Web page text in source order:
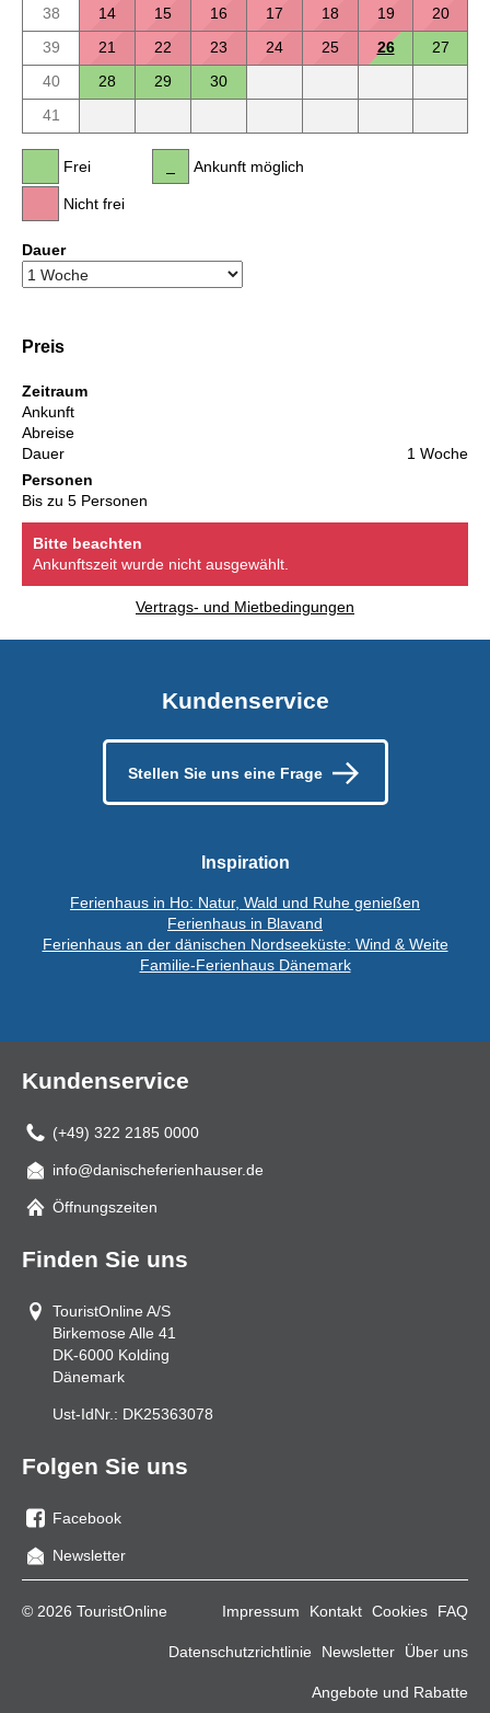
38
14 15 16 17 18 19
20
39
21 22 23 24 25 26
27
40
28 29
30
41
Frei
Nicht frei
Ankunft möglich
Dauer
Preis
Zeitraum
Ankunft
Abreise
Dauer
1 Woche
Personen
Bis zu 5 Personen
Bitte beachten
Ankunftszeit wurde nicht ausgewählt.
Vertrags- und Mietbedingungen
Kundenservice
Stellen Sie uns eine Frage
Inspiration
Ferienhaus in Ho: Natur, Wald und Ruhe genießen
Ferienhaus in Blavand
Ferienhaus an der dänischen Nordseeküste: Wind & Weite
Familie-Ferienhaus Dänemark
Kundenservice
(+49) 322 2185 0000
Mail
info@danischeferienhauser.de
Öffnungszeiten
Finden Sie uns
TouristOnline A/S
Birkemose Alle 41
DK-6000 Kolding
Dänemark
Ust-IdNr.: DK25363078
Folgen Sie uns
Sie
uns
Facebook
Newsletter
© 2026 TouristOnline Impressum Kontakt Cookies FAQ
Datenschutzrichtlinie Newsletter Über uns
Angebote und Rabatte